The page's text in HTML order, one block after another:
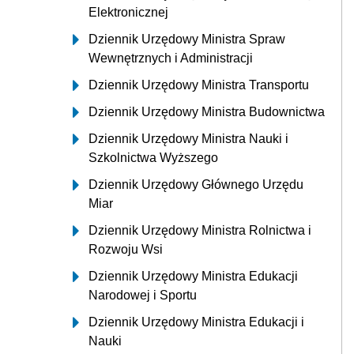
Elektronicznej
Dziennik Urzędowy Ministra Spraw
Wewnętrznych i Administracji
Dziennik Urzędowy Ministra Transportu
Dziennik Urzędowy Ministra Budownictwa
Dziennik Urzędowy Ministra Nauki i
Szkolnictwa Wyższego
Dziennik Urzędowy Głównego Urzędu
Miar
Dziennik Urzędowy Ministra Rolnictwa i
Rozwoju Wsi
Dziennik Urzędowy Ministra Edukacji
Narodowej i Sportu
Dziennik Urzędowy Ministra Edukacji i
Nauki